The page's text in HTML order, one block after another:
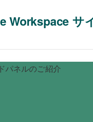
Workspace サ